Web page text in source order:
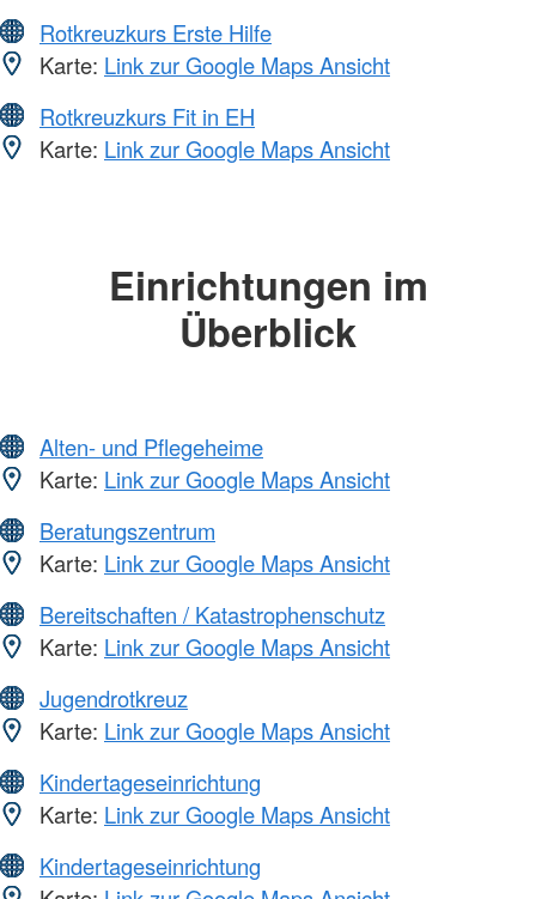
Rotkreuzkurs Erste Hilfe
Karte: Link zur Google Maps Ansicht
Rotkreuzkurs Fit in EH
Karte: Link zur Google Maps Ansicht
Einrichtungen im
Überblick
Alten- und Pflegeheime
Karte: Link zur Google Maps Ansicht
Beratungszentrum
Karte: Link zur Google Maps Ansicht
Bereitschaften / Katastrophenschutz
Karte: Link zur Google Maps Ansicht
Jugendrotkreuz
Karte: Link zur Google Maps Ansicht
Kindertageseinrichtung
Karte: Link zur Google Maps Ansicht
Kindertageseinrichtung